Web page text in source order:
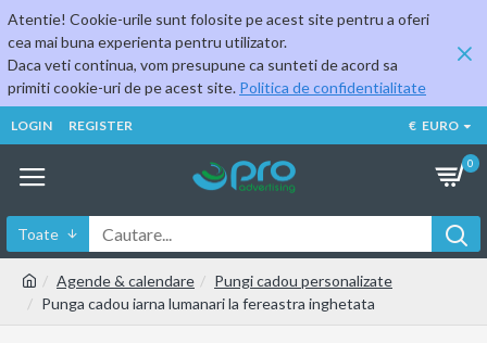
Atentie! Cookie-urile sunt folosite pe acest site pentru a oferi
cea mai buna experienta pentru utilizator.
Daca veti continua, vom presupune ca sunteti de acord sa
primiti cookie-uri de pe acest site. Politica de confidentialitate
LOGIN REGISTER € EURO
0
Toate
Agende & calendare
Pungi cadou personalizate
Punga cadou iarna lumanari la fereastra inghetata